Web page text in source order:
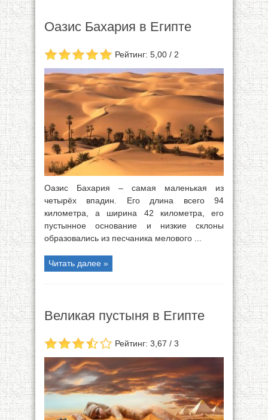
Оазис Бахария в Египте
Рейтинг: 5,00 / 2
Оазис Бахария – самая маленькая из
четырёх впадин. Его длина всего 94
километра, а ширина 42 километра, его
пустынное основание и низкие склоны
образовались из песчаника мелового ...
Читать далее »
Великая пустыня в Египте
Рейтинг: 3,67 / 3